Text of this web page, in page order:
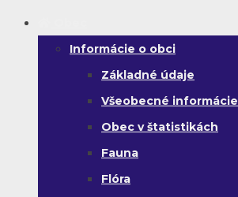
Informácie o obci
Základné údaje
Všeobecné informácie
Obec v štatistikách
Fauna
Flóra